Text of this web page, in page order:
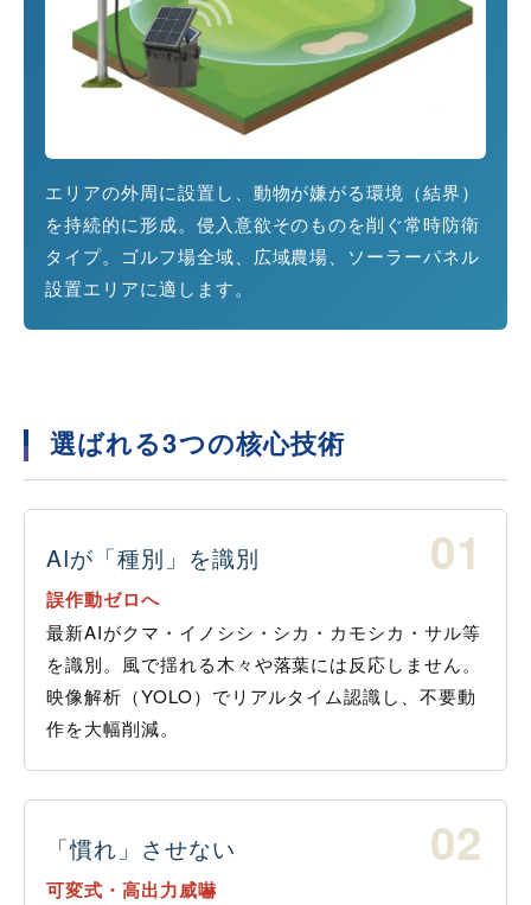
エリアの外周に設置し、動物が嫌がる環境（結界）
を持続的に形成。侵入意欲そのものを削ぐ常時防衛
タイプ。ゴルフ場全域、広域農場、ソーラーパネル
設置エリアに適します。
選ばれる3つの核心技術
01
AIが「種別」を識別
誤作動ゼロへ
最新AIがクマ・イノシシ・シカ・カモシカ・サル等
を識別。風で揺れる木々や落葉には反応しません。
映像解析（YOLO）でリアルタイム認識し、不要動
作を大幅削減。
02
「慣れ」させない
可変式・高出力威嚇